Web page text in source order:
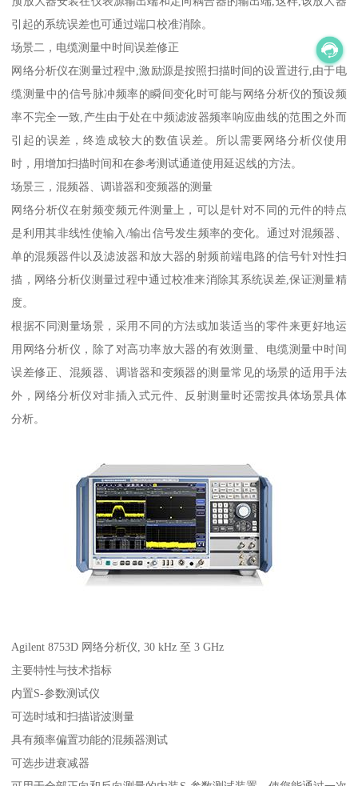
引起的系统误差也可通过端口校准消除。
场景二，电缆测量中时间误差修正
网络分析仪在测量过程中,激励源是按照扫描时间的设置进行,由于电
缆测量中的信号脉冲频率的瞬间变化时可能与网络分析仪的预设频
率不完全一致,产生由于处在中频滤波器频率响应曲线的范围之外而
引起的误差，终造成较大的数值误差。所以需要网络分析仪使用
时，用增加扫描时间和在参考测试通道使用延迟线的方法。
场景三，混频器、调谐器和变频器的测量
网络分析仪在射频变频元件测量上，可以是针对不同的元件的特点
是利用其非线性使输入/输出信号发生频率的变化。通过对混频器、
单的混频器件以及滤波器和放大器的射频前端电路的信号针对性扫
描，网络分析仪测量过程中通过校准来消除其系统误差,保证测量精
度。
根据不同测量场景，采用不同的方法或加装适当的零件来更好地运
用网络分析仪，除了对高功率放大器的有效测量、电缆测量中时间
误差修正、混频器、调谐器和变频器的测量常见的场景的适用手法
外，网络分析仪对非插入式元件、反射测量时还需按具体场景具体
分析。
Agilent 8753D 网络分析仪, 30 kHz 至 3 GHz
主要特性与技术指标
内置S-参数测试仪
可选时域和扫描谐波测量
具有频率偏置功能的混频器测试
可选步进衰减器